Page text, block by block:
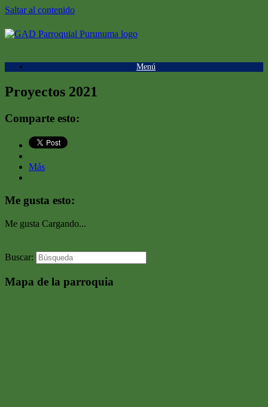
Saltar al contenido
Menú
Proyectos 2021
Comparte esto:
Más
Me gusta esto:
Me gusta Cargando...
Buscar:
Mapa de la parroquia